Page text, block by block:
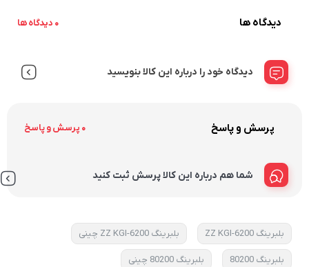
دیدگاه ها 0 دیدگاه ها
دیدگاه خود را درباره این کالا بنویسید
پرسش و پاسخ 0 پرسش و پاسخ
شما هم درباره این کالا پرسش ثبت کنید
بلبرینگ 6200-ZZ KGI بلبرینگ 6200-ZZ KGI چینی
بلبرینگ 80200 بلبرینگ 80200 چینی